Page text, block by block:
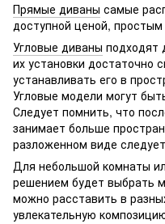
Прямые диваны самые
доступной ценой,
Угловые диваны подходят
их установки достаточно
устанавливать его в
Угловые модели могут
Следует помнить, что
занимает больше
разложенном виде
Для небольшой комнаты
решением будет выбрать
можно расставить в
увлекательную